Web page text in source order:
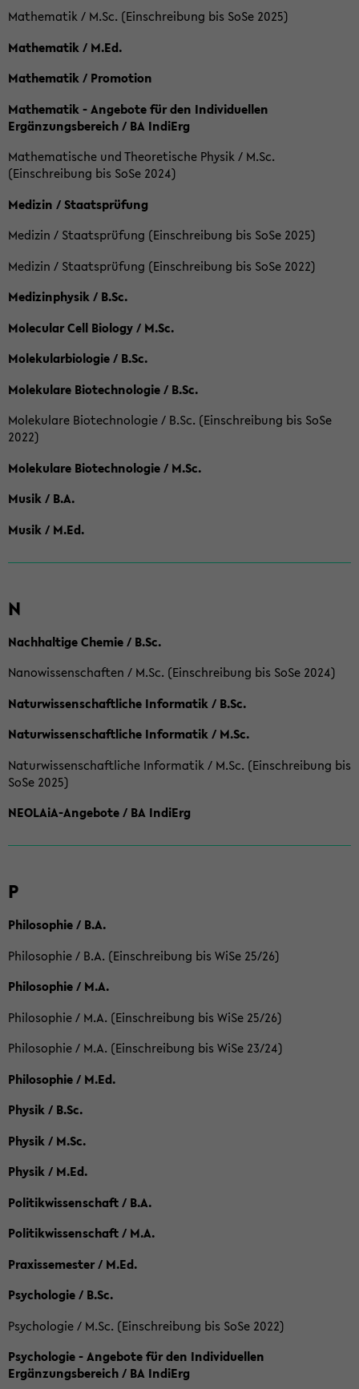
Mathematik / M.Sc. (Einschreibung bis SoSe 2025)
Mathematik / M.Ed.
Mathematik / Promotion
Mathematik - Angebote für den Individuellen
Ergänzungsbereich / BA IndiErg
Mathematische und Theoretische Physik / M.Sc.
(Einschreibung bis SoSe 2024)
Medizin / Staatsprüfung
Medizin / Staatsprüfung (Einschreibung bis SoSe 2025)
Medizin / Staatsprüfung (Einschreibung bis SoSe 2022)
Medizinphysik / B.Sc.
Molecular Cell Biology / M.Sc.
Molekularbiologie / B.Sc.
Molekulare Biotechnologie / B.Sc.
Molekulare Biotechnologie / B.Sc. (Einschreibung bis SoSe
2022)
Molekulare Biotechnologie / M.Sc.
Musik / B.A.
Musik / M.Ed.
N
Nachhaltige Chemie / B.Sc.
Nanowissenschaften / M.Sc. (Einschreibung bis SoSe 2024)
Naturwissenschaftliche Informatik / B.Sc.
Naturwissenschaftliche Informatik / M.Sc.
Naturwissenschaftliche Informatik / M.Sc. (Einschreibung bis
SoSe 2025)
NEOLAiA-Angebote / BA IndiErg
P
Philosophie / B.A.
Philosophie / B.A. (Einschreibung bis WiSe 25/26)
Philosophie / M.A.
Philosophie / M.A. (Einschreibung bis WiSe 25/26)
Philosophie / M.A. (Einschreibung bis WiSe 23/24)
Philosophie / M.Ed.
Physik / B.Sc.
Physik / M.Sc.
Physik / M.Ed.
Politikwissenschaft / B.A.
Politikwissenschaft / M.A.
Praxissemester / M.Ed.
Psychologie / B.Sc.
Psychologie / M.Sc. (Einschreibung bis SoSe 2022)
Psychologie - Angebote für den Individuellen
Ergänzungsbereich / BA IndiErg